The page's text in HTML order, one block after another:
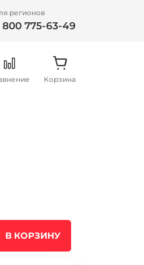
регионов
800 775-63-49
Корзина
В КОРЗИНУ